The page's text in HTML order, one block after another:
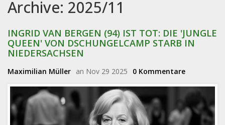
Archive: 2025/11
INGRID VAN BERGEN (94) IST TOT: DIE 'JUNGLE
QUEEN' VON DSCHUNGELCAMP STARB IN
NIEDERSACHSEN
Maximilian Müller an Nov 29 2025 0 Kommentare